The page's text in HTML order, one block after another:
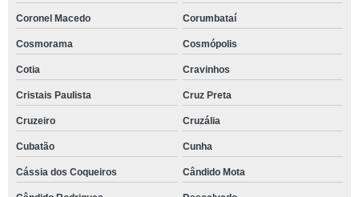
Coronel Macedo Corumbataí
Cosmorama Cosmópolis
Cotia Cravinhos
Cristais Paulista Cruz Preta
Cruzeiro Cruzália
Cubatão Cunha
Cássia dos Coqueiros Cândido Mota